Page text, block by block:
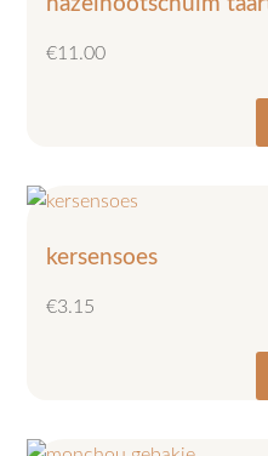
€11.00
kersensoes
€3.15